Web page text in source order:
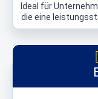
Ideal für
die eine